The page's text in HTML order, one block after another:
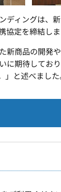
ディングは、
協定を締結しま
新商品の開発
に期待してお
と述べました